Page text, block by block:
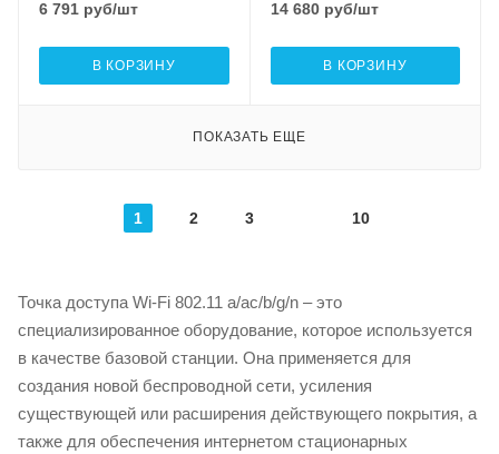
6 791 руб/шт
В КОРЗИНУ
14 680руб/шт
В КОРЗИНУ
ПОКАЗАТЬ ЕЩЕ
1 2 3 10
Точка доступа Wi-Fi 802.11 a/ac/b/g/n – это
специализированное оборудование, которое используется
в качестве базовой станции. Она применяется для
создания новой беспроводной сети, усиления
существующей или расширения действующего покрытия, а
также для обеспечения интернетом стационарных